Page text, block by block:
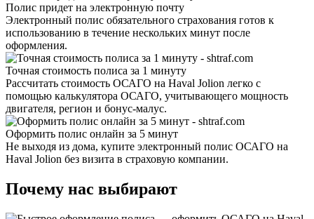
Полис придет на электронную почту
Электронный полис обязательного страхования готов к
использованию в течение нескольких минут после
оформления.
Точная стоимость полиса за 1 минуту
Рассчитать стоимость ОСАГО на Haval Jolion легко с
помощью калькулятора ОСАГО, учитывающего мощность
двигателя, регион и бонус-малус.
Оформить полис онлайн за 5 минут
Не выходя из дома, купите электронный полис ОСАГО на
Haval Jolion без визита в страховую компании.
Почему нас выбирают